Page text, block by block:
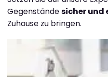
Gegenständesicher und
Zuhause zu bringen.